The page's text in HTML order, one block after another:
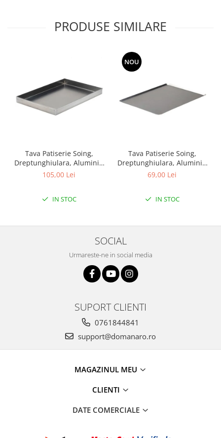
PRODUSE SIMILARE
Tava Patiserie Soing,
Dreptunghiulara, Aluminiu
1,5 mm, 60 x 40 x 5 cm, 4
105,00 Lei
IN STOC
NOU
Tava Patiserie Soing,
Dreptunghiulara, Aluminiu
2 mm, 45,5 x 30 cm, All
69,00 Lei
IN STOC
SOCIAL
Urmareste-ne in social media
SUPORT CLIENTI
0761844841
support@domanaro.ro
MAGAZINUL MEU
CLIENTI
DATE COMERCIALE